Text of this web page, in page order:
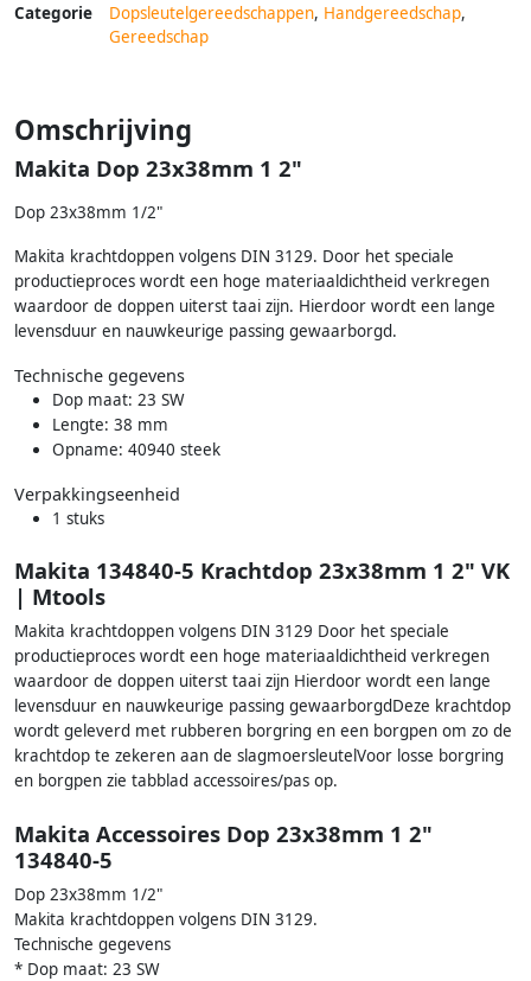
Categorie Dopsleutelgereedschappen, Handgereedschap,
Gereedschap
Omschrijving
Makita Dop 23x38mm 1 2"
Dop 23x38mm 1/2"
Makita krachtdoppen volgens DIN 3129. Door het speciale
productieproces wordt een hoge materiaaldichtheid verkregen
waardoor de doppen uiterst taai zijn. Hierdoor wordt een lange
levensduur en nauwkeurige passing gewaarborgd.
Technische gegevens
Dop maat: 23 SW
Lengte: 38 mm
Opname: 40940 steek
Verpakkingseenheid
1 stuks
Makita 134840-5 Krachtdop 23x38mm 1 2" VK
| Mtools
Makita krachtdoppen volgens DIN 3129 Door het speciale
productieproces wordt een hoge materiaaldichtheid verkregen
waardoor de doppen uiterst taai zijn Hierdoor wordt een lange
levensduur en nauwkeurige passing gewaarborgdDeze krachtdop
wordt geleverd met rubberen borgring en een borgpen om zo de
krachtdop te zekeren aan de slagmoersleutelVoor losse borgring
en borgpen zie tabblad accessoires/pas op.
Makita Accessoires Dop 23x38mm 1 2"
134840-5
Dop 23x38mm 1/2"
Makita krachtdoppen volgens DIN 3129.
Technische gegevens
* Dop maat: 23 SW